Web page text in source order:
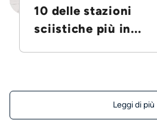
10 delle stazioni
sciistiche più in...
Leggi di più